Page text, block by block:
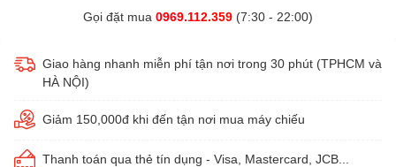
Gọi đặt mua 0969.112.359 (7:30 - 22:00)
Giao hàng nhanh miễn phí tận nơi trong 30 phút (TPHCM và
HÀ NỘI)
Giảm 150,000đ khi đến tận nơi mua máy chiếu
Thanh toán qua thẻ tín dụng - Visa, Mastercard, JCB...